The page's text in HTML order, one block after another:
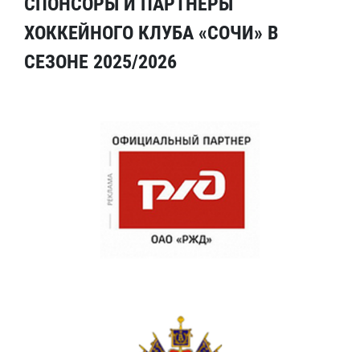
ХОККЕЙНОГО КЛУБА «СОЧИ» В
СЕЗОНЕ 2025/2026